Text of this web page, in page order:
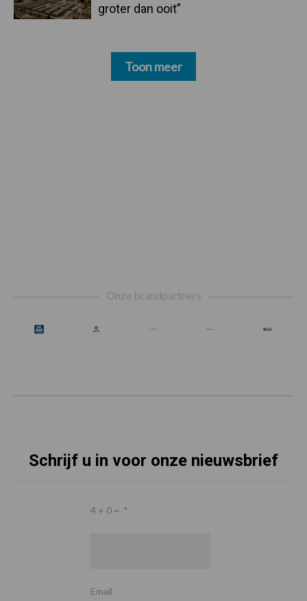
groter dan ooit”
Toon meer
Onze brandpartners
Schrijf u in voor onze nieuwsbrief
4 + 0 = *
Email